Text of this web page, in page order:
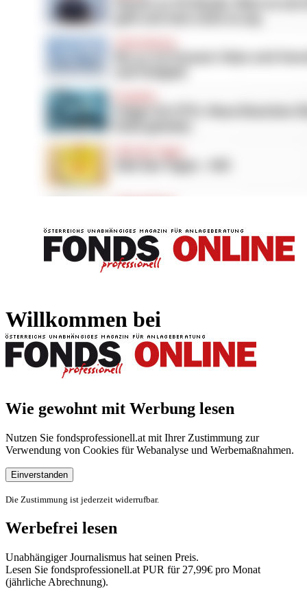
Willkommen bei
Wie gewohnt mit Werbung lesen
Nutzen Sie fondsprofessionell.at mit Ihrer Zustimmung zur
Verwendung von Cookies für Webanalyse und Werbemaßnahmen.
Einverstanden
Die Zustimmung ist jederzeit widerrufbar.
Werbefrei lesen
Unabhängiger Journalismus hat seinen Preis.
Lesen Sie fondsprofessionell.at PUR für 27,99€ pro Monat
(jährliche Abrechnung).